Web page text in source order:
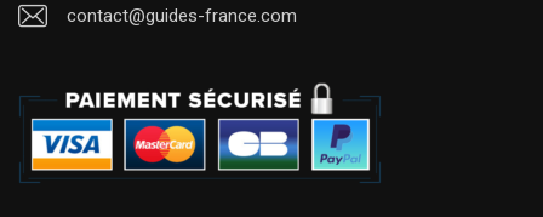
contact@guides-france.com